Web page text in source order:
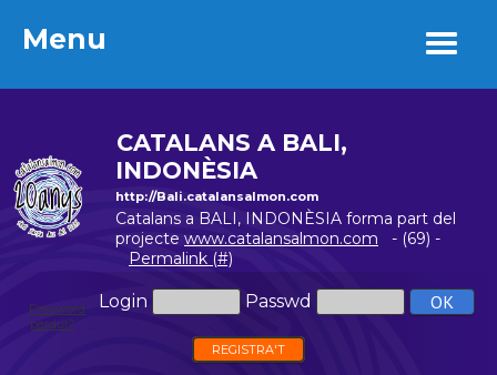
Menu
CATALANS A BALI,
INDONÈSIA
http://Bali.catalansalmon.com
Catalans a BALI, INDONÈSIA forma part del
projecte www.catalansalmon.com - (69) -
Permalink (#)
Login Passwd
Password
perdut?
REGISTRA'T
Menu